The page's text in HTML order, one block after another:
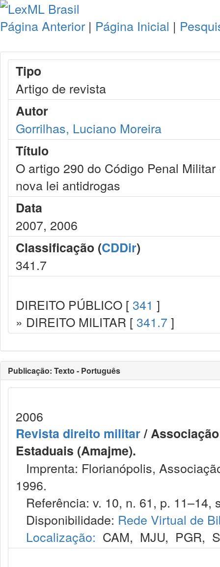
Página Anterior | Página Inicial |
Tipo
Artigo de revista
Autor
Gorrilhas, Luciano Moreira
Título
O artigo 290 do Código Penal
nova lei antidrogas
Data
2007, 2006
Classificação (CDDir)
341.7
DIREITO PÚBLICO [ 341 ]
» DIREITO MILITAR [ 341.7 ]
Publicação: Texto - Português
2006
Revista direito militar/
Estaduais (Amajme).
Imprenta: Florianópolis,
1996.
Referência: v. 10, n. 61, p. 11–14,
Disponibilidade: Rede Virtual de
Localização: CAM, MJU, PGR,